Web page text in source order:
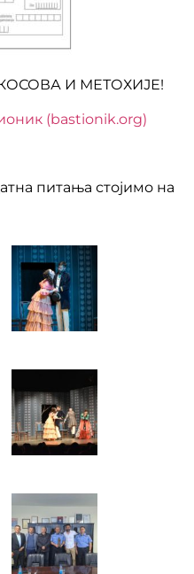
И МЕТОХИЈЕ!
(bastionik.org)
питања стојимо на